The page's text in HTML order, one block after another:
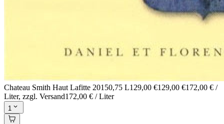
Chateau Smith Haut Lafitte 20150,75 L129,00 €129,00 €172,00 € /
Liter, zzgl. Versand172,00 € / Liter
1